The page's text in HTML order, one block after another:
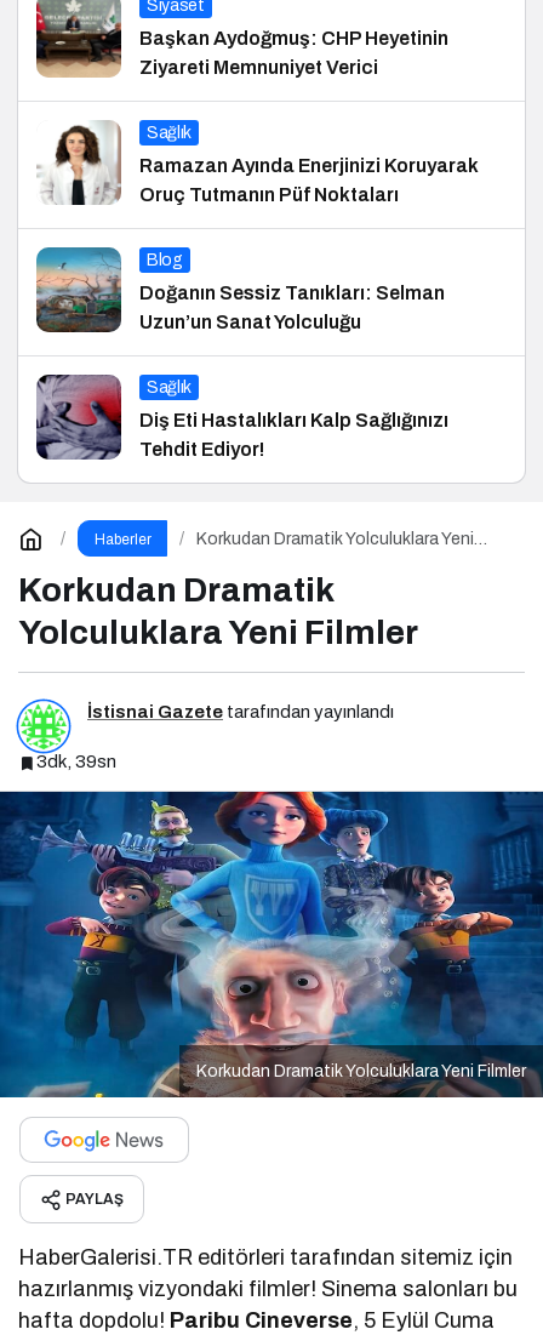
Siyaset
Başkan Aydoğmuş: CHP Heyetinin
Ziyareti Memnuniyet Verici
Sağlık
Ramazan Ayında Enerjinizi Koruyarak
Oruç Tutmanın Püf Noktaları
Blog
Doğanın Sessiz Tanıkları: Selman
Uzun’un Sanat Yolculuğu
Sağlık
Diş Eti Hastalıkları Kalp Sağlığınızı
Tehdit Ediyor!
Haberler
Korkudan Dramatik Yolculuklara Yeni
Korkudan Dramatik
Yolculuklara Yeni Filmler
İstisnai Gazete tarafından yayınlandı
3dk, 39sn
Korkudan Dramatik Yolculuklara Yeni Filmler
PAYLAŞ
HaberGalerisi.TR editörleri tarafından sitemiz için
hazırlanmış vizyondaki filmler! Sinema salonları bu
hafta dopdolu! Paribu Cineverse, 5 Eylül Cuma